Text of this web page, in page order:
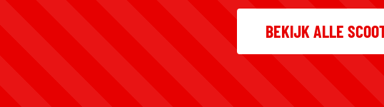
BEKIJK ALLE